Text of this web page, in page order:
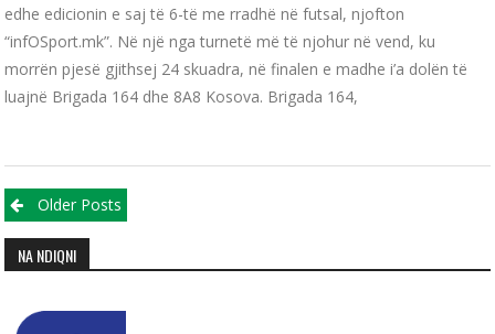
edhe edicionin e saj të 6-të me rradhë në futsal, njofton
“infOSport.mk”. Në një nga turnetë më të njohur në vend, ku
morrën pjesë gjithsej 24 skuadra, në finalen e madhe i’a dolën të
luajnë Brigada 164 dhe 8A8 Kosova. Brigada 164,
Posts navigation
Older Posts
NA NDIQNI